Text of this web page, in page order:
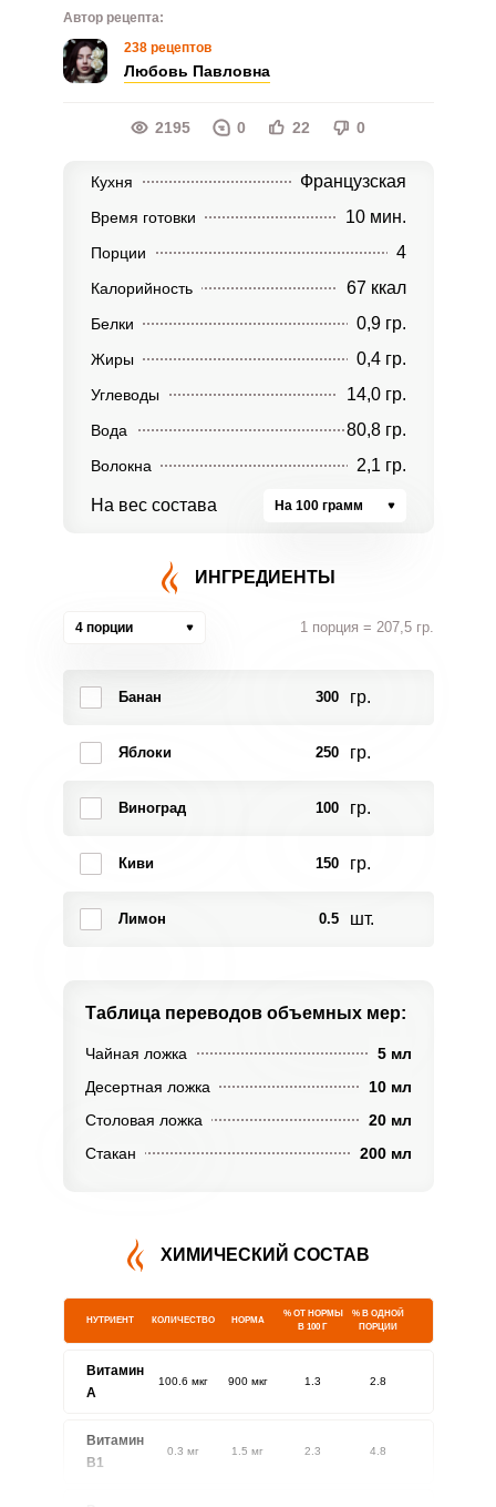
Автор рецепта:
238 рецептов
Любовь Павловна
2195 0 22 0
Кухня Французская
Время готовки 10 мин.
Порции 4
Калорийность 67 ккал
Белки 0,9 гр.
Жиры 0,4 гр.
Углеводы 14,0 гр.
Вода 80,8 гр.
Волокна 2,1 гр.
На вес состава На 100 грамм
ИНГРЕДИЕНТЫ
4 порции 1 порция = 207,5 гр.
Банан 300 гр.
Яблоки 250 гр.
Виноград 100 гр.
Киви 150 гр.
Лимон 0.5 шт.
Таблица переводов объемных мер:
Чайная ложка
5 мл
Десертная ложка
10 мл
Столовая ложка
20 мл
Стакан
200 мл
ХИМИЧЕСКИЙ СОСТАВ
НУТРИЕНТ КОЛИЧЕСТВО НОРМА
% ОТ НОРМЫ
В 100 Г
% В ОДНОЙ
ПОРЦИИ
Витамин
A
100.6 мкг 900 мкг 1.3 2.8
Витамин
В1
0.3 мг 1.5 мг 2.3 4.8